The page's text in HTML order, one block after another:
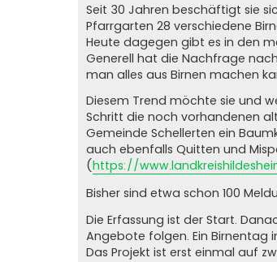
Seit 30 Jahren beschäftigt sie
Pfarrgarten 28 verschiedene
Heute dagegen gibt es in den
Generell hat die Nachfrage
man alles aus Birnen machen
Diesem Trend möchte sie und
Schritt die noch vorhandenen
Gemeinde Schellerten ein
auch ebenfalls Quitten und
(https://
Bisher sind etwa schon 100
Die Erfassung ist der Start.
Angebote folgen. Ein Birnentag
Das Projekt ist erst einmal auf